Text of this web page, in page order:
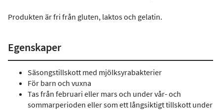
Produkten är fri från gluten, laktos och gelatin.
Egenskaper
Säsongstillskott med mjölksyrabakterier
För barn och vuxna
Tas från februari eller mars och under vår- och
sommarperioden eller som ett långsiktigt tillskott under